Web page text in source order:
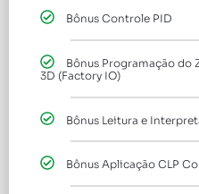
Bônus Controle PID
Bônus Programação do
3D (Factory IO)
Bônus Leitura e
Bônus Aplicação CLP